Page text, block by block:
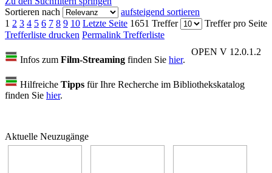
Sortieren nach
aufsteigend sortieren
1 2 3 4 5 6 7 8 9 10 Letzte Seite 1651 Treffer
Treffer pro Seite
Trefferliste drucken Permalink Trefferliste
OPEN V 12.0.1.2
Infos zum Film-Streaming finden Sie hier.
Hilfreiche Tipps für Ihre Recherche im Bibliothekskatalog
finden Sie hier.
Aktuelle Neuzugänge